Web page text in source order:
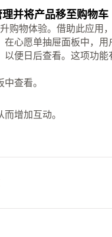
并将产品移至购物车
购物体验。借助此应用
心愿单抽屉面板中，
便日后查看。这项功
查看。
增加互动。